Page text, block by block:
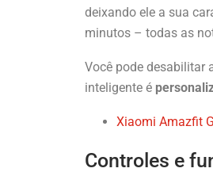
deixando ele a sua
minutos – todas as
Você pode desabilitar
inteligente é
Xiaomi Amazfit
Controles e